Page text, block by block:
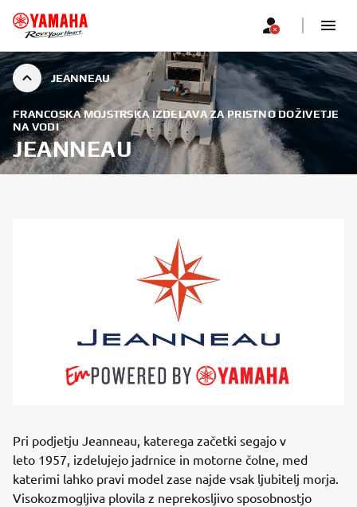
JEANNEAU
FRANCOSKA MOJSTRSKA IZDELAVA ZA PRISTNO DOŽIVETJE
NA VODI
JEANNEAU
Pri podjetju Jeanneau, katerega začetki segajo v
leto 1957, izdelujejo jadrnice in motorne čolne, med
katerimi lahko pravi model zase najde vsak ljubitelj morja.
Visokozmogljiva plovila z neprekosljivo sposobnostjo